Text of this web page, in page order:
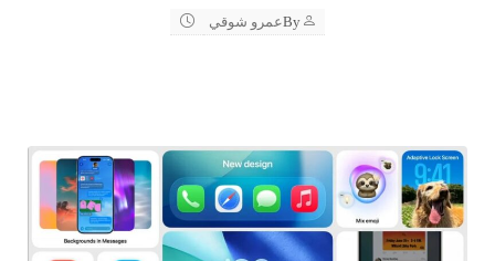
Byعمرو شوقي